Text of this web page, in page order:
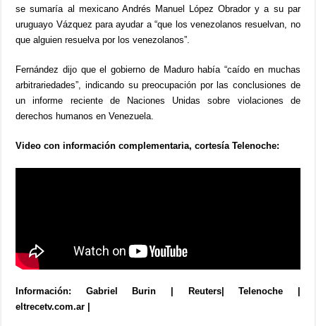
se sumaría al mexicano Andrés Manuel López Obrador y a su par
uruguayo Vázquez para ayudar a “que los venezolanos resuelvan, no
que alguien resuelva por los venezolanos”.
Fernández dijo que el gobierno de Maduro había “caído en muchas
arbitrariedades”, indicando su preocupación por las conclusiones de
un informe reciente de Naciones Unidas sobre violaciones de
derechos humanos en Venezuela.
Video con información complementaria, cortesía Telenoche:
Información: Gabriel Burin | Reuters| Telenoche |
eltrecetv.com.ar |